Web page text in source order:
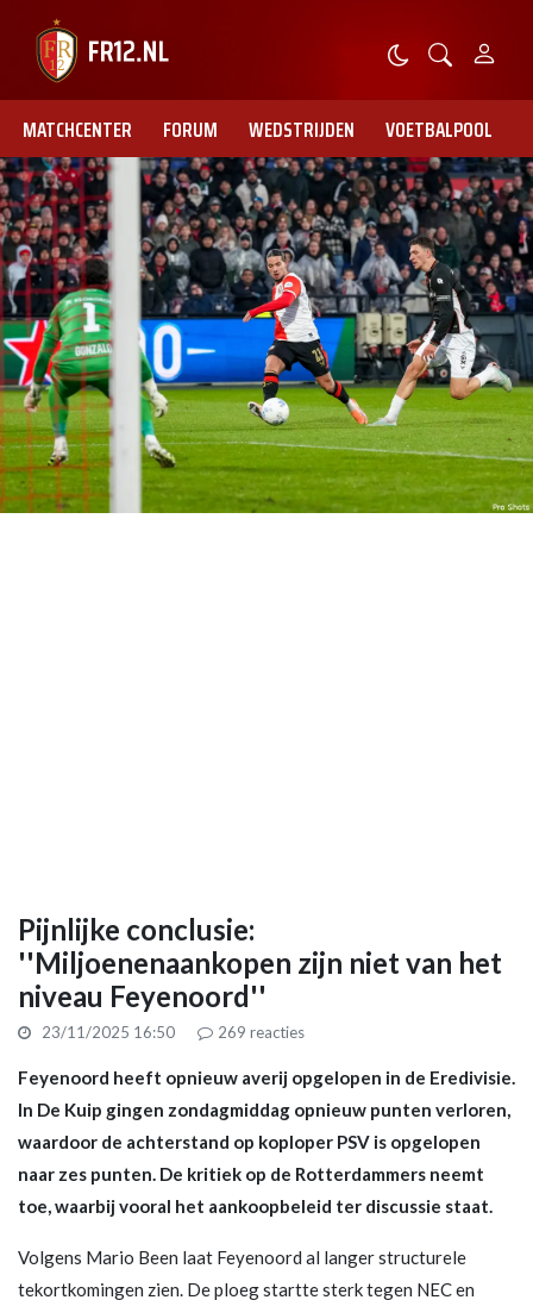
MATCHCENTER FORUM WEDSTRIJDEN VOETBALPOOL
Pijnlijke conclusie:
''Miljoenenaankopen zijn niet van het
niveau Feyenoord''
23/11/2025 16:50 269 reacties
Feyenoord heeft opnieuw averij opgelopen in de Eredivisie.
In De Kuip gingen zondagmiddag opnieuw punten verloren,
waardoor de achterstand op koploper PSV is opgelopen
naar zes punten. De kritiek op de Rotterdammers neemt
toe, waarbij vooral het aankoopbeleid ter discussie staat.
Volgens Mario Been laat Feyenoord al langer structurele
tekortkomingen zien. De ploeg startte sterk tegen NEC en